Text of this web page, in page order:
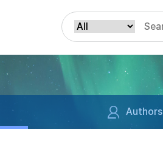
Authors